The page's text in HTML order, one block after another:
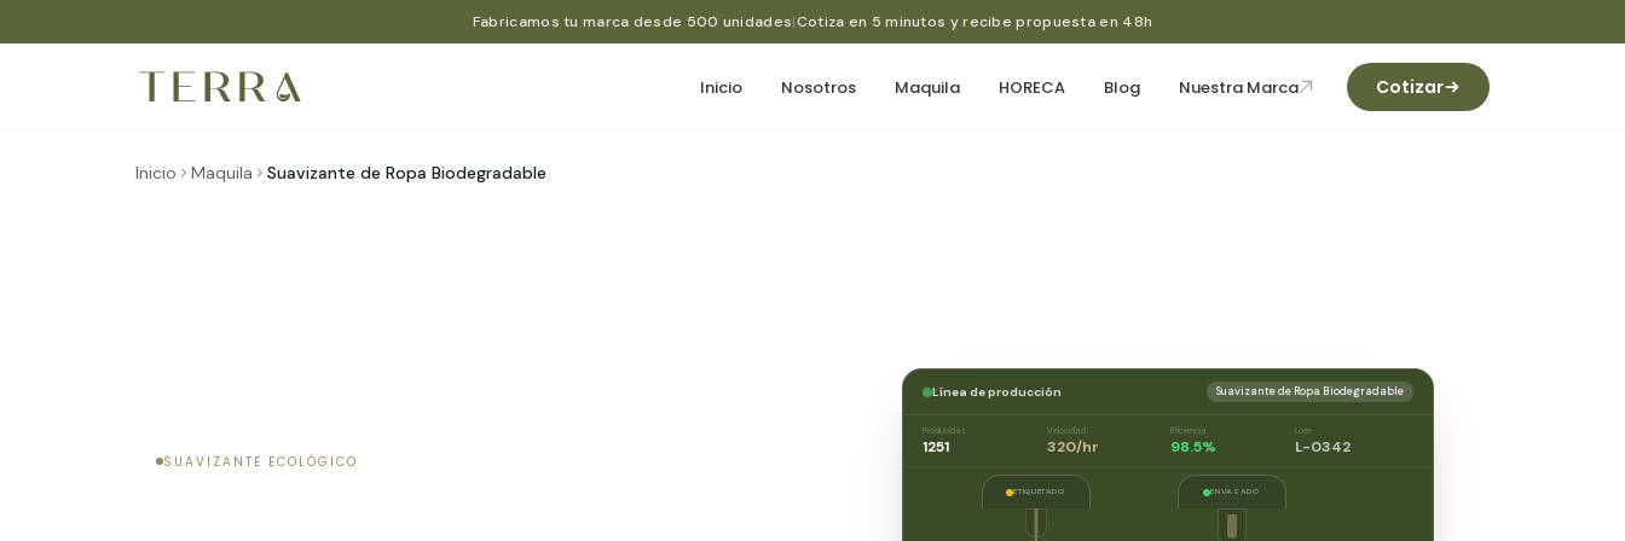
Fabricamos tu marca desde 500 unidades|Cotiza en 5 minutos y recibe propuesta en 48h
Inicio Nosotros Maquila HORECA Blog Nuestra Marca Cotizar
Inicio Maquila Suavizante de Ropa Biodegradable
SUAVIZANTE ECOLÓGICO
Línea de producción Suavizante de Ropa Biodegradable
Producidas
1252
Velocidad
320/hr
Eficiencia
98.5%
Lote
L-0342
ENVASADO
ETIQUETADO